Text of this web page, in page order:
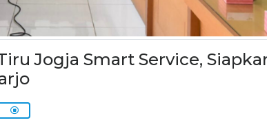
Jogja Smart Service,